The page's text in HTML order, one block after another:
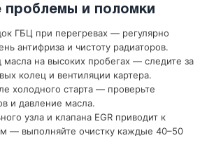
проблемы и поломки
ГБЦ при перегревах — регулярно
антифриза и чистоту радиаторов.
на высоких пробегах — следите за
колец и вентиляции картера.
холодного старта — проверьте
и давление масла.
узла и клапана EGR приводит к
— выполняйте очистку каждые 40–50